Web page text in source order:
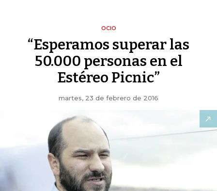
OCIO
“Esperamos superar las
50.000 personas en el
Estéreo Picnic”
martes, 23 de febrero de 2016